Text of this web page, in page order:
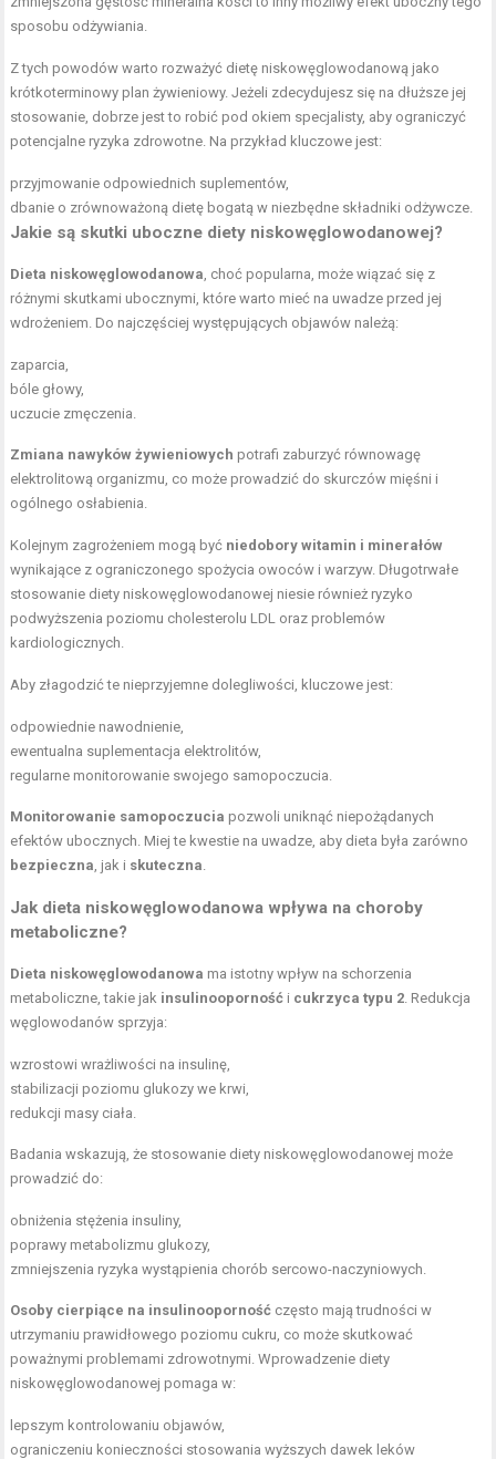
sposobu odżywiania.
Z tych powodów warto rozważyć dietę niskowęglowodanową jako
krótkoterminowy plan żywieniowy. Jeżeli zdecydujesz się na dłuższe jej
stosowanie, dobrze jest to robić pod okiem specjalisty, aby ograniczyć
potencjalne ryzyka zdrowotne. Na przykład kluczowe jest:
przyjmowanie odpowiednich suplementów,
dbanie o zrównoważoną dietę bogatą w niezbędne składniki odżywcze.
Jakie są skutki uboczne diety niskowęglowodanowej?
Dieta niskowęglowodanowa, choć popularna, może wiązać się z
różnymi skutkami ubocznymi, które warto mieć na uwadze przed jej
wdrożeniem. Do najczęściej występujących objawów należą:
zaparcia,
bóle głowy,
uczucie zmęczenia.
Zmiana nawyków żywieniowych potrafi zaburzyć równowagę
elektrolitową organizmu, co może prowadzić do skurczów mięśni i
ogólnego osłabienia.
Kolejnym zagrożeniem mogą być niedobory witamin i minerałów
wynikające z ograniczonego spożycia owoców i warzyw. Długotrwałe
stosowanie diety niskowęglowodanowej niesie również ryzyko
podwyższenia poziomu cholesterolu LDL oraz problemów
kardiologicznych.
Aby złagodzić te nieprzyjemne dolegliwości, kluczowe jest:
odpowiednie nawodnienie,
ewentualna suplementacja elektrolitów,
regularne monitorowanie swojego samopoczucia.
Monitorowanie samopoczucia pozwoli uniknąć niepożądanych
efektów ubocznych. Miej te kwestie na uwadze, aby dieta była zarówno
bezpieczna, jak i skuteczna.
Jak dieta niskowęglowodanowa wpływa na choroby
metaboliczne?
Dieta niskowęglowodanowa ma istotny wpływ na schorzenia
metaboliczne, takie jak insulinooporność i cukrzyca typu 2. Redukcja
węglowodanów sprzyja:
wzrostowi wrażliwości na insulinę,
stabilizacji poziomu glukozy we krwi,
redukcji masy ciała.
Badania wskazują, że stosowanie diety niskowęglowodanowej może
prowadzić do:
obniżenia stężenia insuliny,
poprawy metabolizmu glukozy,
zmniejszenia ryzyka wystąpienia chorób sercowo-naczyniowych.
Osoby cierpiące na insulinooporność często mają trudności w
utrzymaniu prawidłowego poziomu cukru, co może skutkować
poważnymi problemami zdrowotnymi. Wprowadzenie diety
niskowęglowodanowej pomaga w:
lepszym kontrolowaniu objawów,
ograniczeniu konieczności stosowania wyższych dawek leków